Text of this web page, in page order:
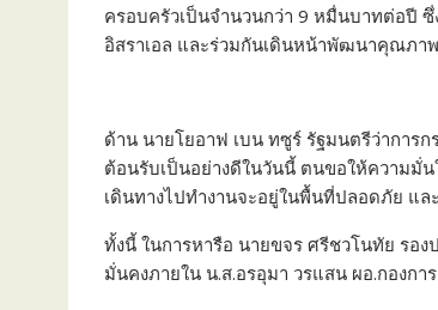
ครอบครัวเป็นจำนวนกว่า 9 หมื่นบาทต่อปี
อิสราเอล และร่วมกันเดินหน้าพัฒนาคุณภา
ด้าน นายโยอาฟ เบน ทซูร์ รัฐมนตรีว่าการ
ต้อนรับเป็นอย่างดีในวันนี้ ตนขอให้ความมั่
เดินทางไปทำงานจะอยู่ในพื้นที่ปลอดภัย แ
ทั้งนี้ ในการหารือ นายขจร ศรีชวโนทัย รอ
มั่นคงภายใน น.ส.อรอุมา วรแสน ผอ.กองกา